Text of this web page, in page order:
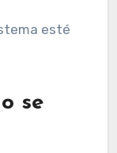
esté
se